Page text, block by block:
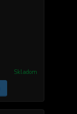
Skladom